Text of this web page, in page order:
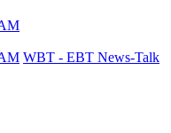
WBT - EBT News-Talk